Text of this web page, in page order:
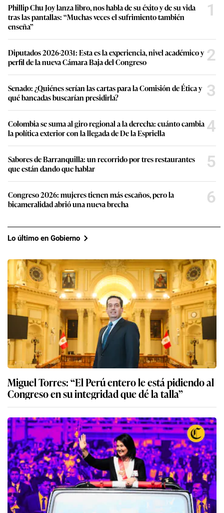
Phillip Chu Joy lanza libro, nos habla de su éxito y de su vida
tras las pantallas: “Muchas veces el sufrimiento también
enseña”
1
Diputados 2026-2031: Esta es la experiencia, nivel académico y
perfil de la nueva Cámara Baja del Congreso
2
Senado: ¿Quiénes serían las cartas para la Comisión de Ética y
qué bancadas buscarían presidirla?
3
Colombia se suma al giro regional a la derecha: cuánto cambia
la política exterior con la llegada de De la Espriella
4
Sabores de Barranquilla: un recorrido por tres restaurantes
que están dando que hablar
5
Congreso 2026: mujeres tienen más escaños, pero la
bicameralidad abrió una nueva brecha
6
Lo último en Gobierno
Miguel Torres: “El Perú entero le está pidiendo al
Congreso en su integridad que dé la talla”